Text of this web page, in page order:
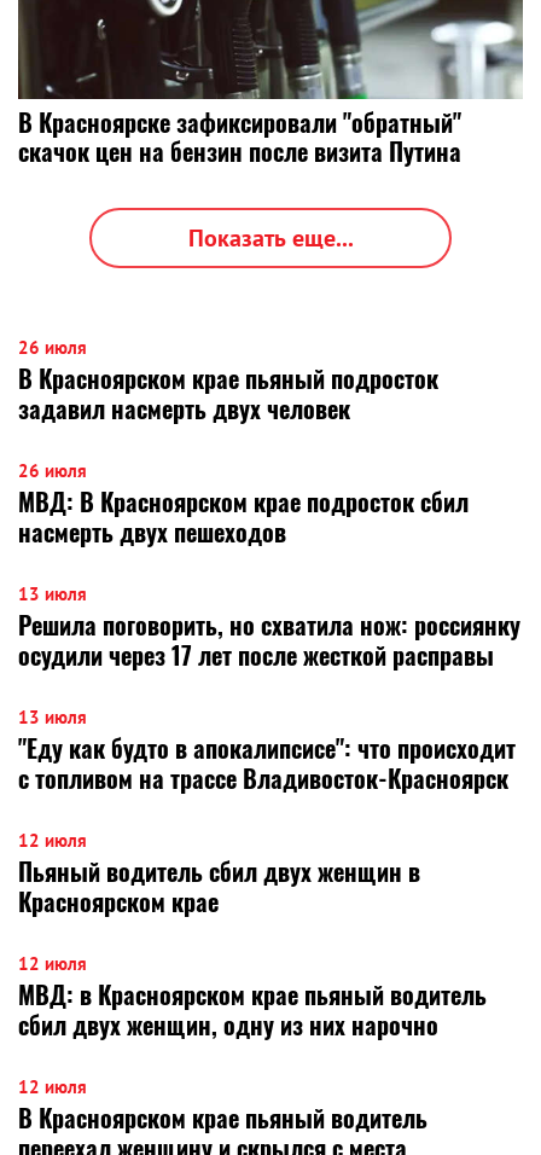
В Красноярске зафиксировали "обратный"
скачок цен на бензин после визита Путина
Показать еще...
26 июля
В Красноярском крае пьяный подросток
задавил насмерть двух человек
26 июля
МВД: В Красноярском крае подросток сбил
насмерть двух пешеходов
13 июля
Решила поговорить, но схватила нож: россиянку
осудили через 17 лет после жесткой расправы
13 июля
"Еду как будто в апокалипсисе": что происходит
с топливом на трассе Владивосток-Красноярск
12 июля
Пьяный водитель сбил двух женщин в
Красноярском крае
12 июля
МВД: в Красноярском крае пьяный водитель
сбил двух женщин, одну из них нарочно
12 июля
В Красноярском крае пьяный водитель